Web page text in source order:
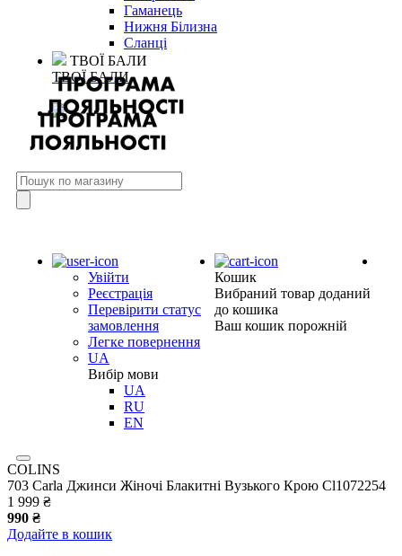
Гаманець
Нижня Білизна
Сланці
ТВОЇ БАЛИ
ТВОЇ БАЛИ
Увійти
Реєстрація
Перевірити статус
замовлення
Легке повернення
UA
Вибір мови
UA
RU
EN
Кошик
Вибраний товар доданий
до кошика
Ваш кошик порожній
COLINS
703 Carla Джинси Жіночі Блакитні Вузького Крою Cl1072254
1 999 ₴
990 ₴
Додайте в кошик